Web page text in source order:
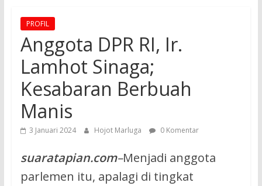
PROFIL
Anggota DPR RI, Ir.
Lamhot Sinaga;
Kesabaran Berbuah
Manis
3 Januari 2024 Hojot Marluga 0 Komentar
suaratapian.com–Menjadi anggota
parlemen itu, apalagi di tingkat